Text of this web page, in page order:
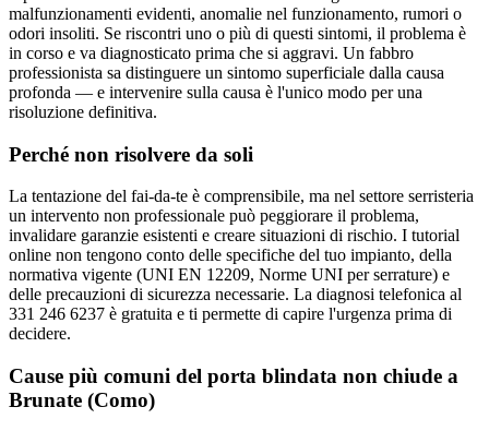
malfunzionamenti evidenti, anomalie nel funzionamento, rumori o
odori insoliti. Se riscontri uno o più di questi sintomi, il problema è
in corso e va diagnosticato prima che si aggravi. Un fabbro
professionista sa distinguere un sintomo superficiale dalla causa
profonda — e intervenire sulla causa è l'unico modo per una
risoluzione definitiva.
Perché non risolvere da soli
La tentazione del fai-da-te è comprensibile, ma nel settore serristeria
un intervento non professionale può peggiorare il problema,
invalidare garanzie esistenti e creare situazioni di rischio. I tutorial
online non tengono conto delle specifiche del tuo impianto, della
normativa vigente (UNI EN 12209, Norme UNI per serrature) e
delle precauzioni di sicurezza necessarie. La diagnosi telefonica al
331 246 6237 è gratuita e ti permette di capire l'urgenza prima di
decidere.
Cause più comuni del porta blindata non chiude a
Brunate (Como)